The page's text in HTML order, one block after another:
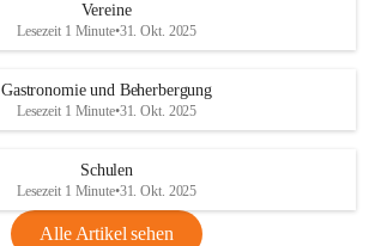
Vereine
Lesezeit 1 Minute•31. Okt. 2025
Gastronomie und Beherbergung
Lesezeit 1 Minute•31. Okt. 2025
Schulen
Lesezeit 1 Minute•31. Okt. 2025
Alle Artikel sehen